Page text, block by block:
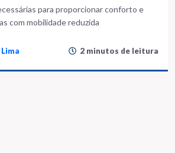
para proporcionar conforto e
com mobilidade reduzida
2 minutos de leitura